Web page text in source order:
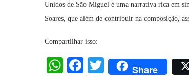
Unidos de São Miguel é uma narrativa rica em
Soares, que além de contribuir na composição,
Compartilhar isso:
WhatsApp
Facebook
Twitter
Share